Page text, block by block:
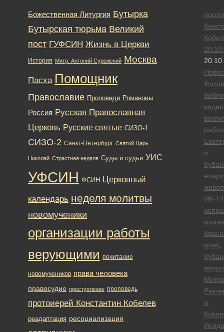
и
ИК-14
край
и
Божественная Литургия Бутырка
Бутырская тюрьма Великий
пост ГУФСИН Жизнь в Церкви
История Митр. Антоний Сурожский Москва
Пасха Помощник
Православие Проповеди Романовы
Россия Русская Православная
Церковь Русские святые СИЗО-1
СИЗО-2 Санкт-Петербург Святой Царь
Николай Страстная неделя Суды и судьи УИС
УФСИН ФСИН Церковный
календарь неделя молитвы
новомученики
организации работы
верующими почитание
новомучеников права человека
правосудие преступление проповедь
протоиерей Константин Кобелев
реадаптация ресоциализация